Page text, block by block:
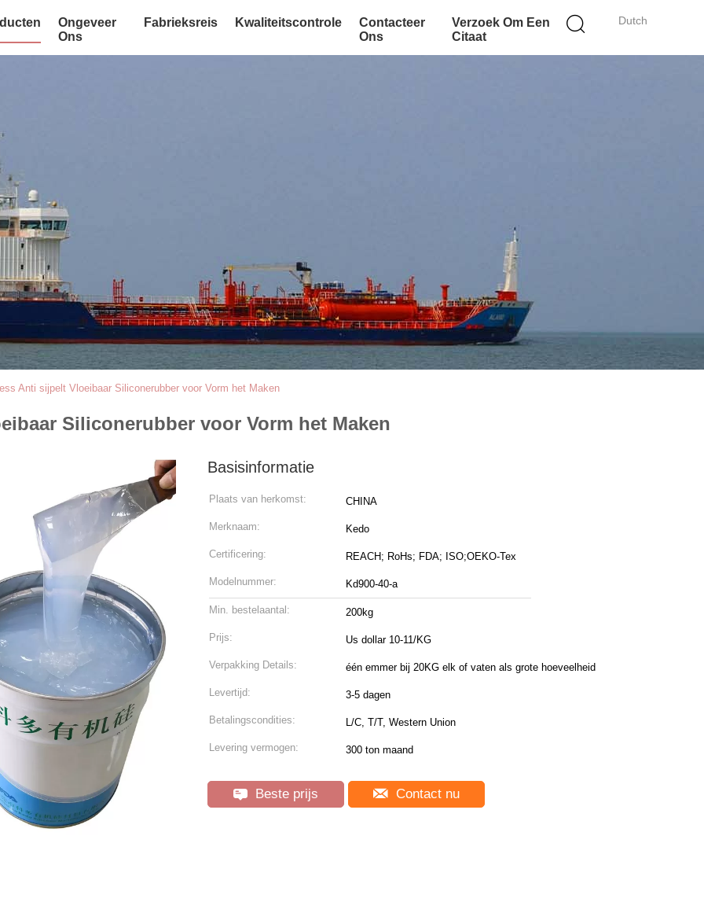
Dutch
Ongeveer
Ons
Fabrieksreis Kwaliteitscontrole
Contacteer
Ons
Verzoek Om Een
Citaat
Anti sijpelt Vloeibaar Siliconerubber voor Vorm het Maken
Siliconerubber voor Vorm het Maken
Basisinformatie
Plaats van herkomst: CHINA
Merknaam: Kedo
Certificering: REACH; RoHs; FDA; ISO;OEKO-Tex
Modelnummer: Kd900-40-a
Min. bestelaantal: 200kg
Prijs: Us dollar 10-11/KG
Verpakking Details: één emmer bij 20KG elk of vaten als grote hoeveelheid
Levertijd: 3-5 dagen
Betalingscondities: L/C, T/T, Western Union
Levering vermogen: 300 ton maand
Beste prijs Contact nu